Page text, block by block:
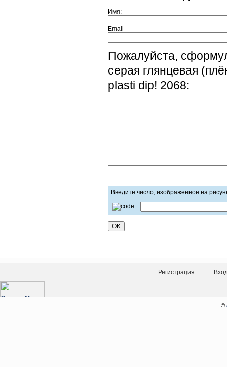
Имя:
Email
Пожалуйста,
серая глянцевая
plasti dip! 2068:
Введите число, изображенное на
Регистрация
©